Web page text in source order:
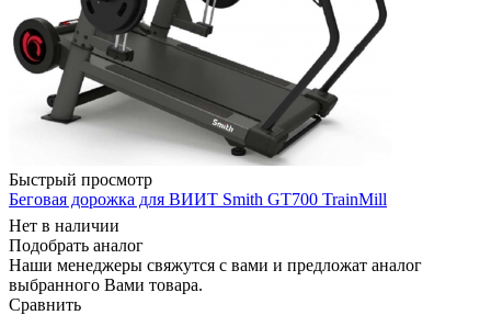
Быстрый просмотр
Беговая дорожка для ВИИТ Smith GT700 TrainMill
Нет в наличии
Подобрать аналог
Наши менеджеры свяжутся с вами и предложат аналог
выбранного Вами товара.
Сравнить